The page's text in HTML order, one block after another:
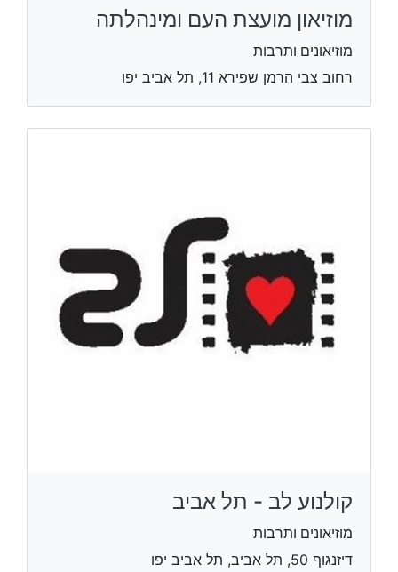
מוזיאון מועצת העם ומינהלתה
מוזיאונים ותרבות
רחוב צבי הרמן שפירא 11, תל אביב יפו
קולנוע לב - תל אביב
מוזיאונים ותרבות
דיזנגוף 50, תל אביב, תל אביב יפו